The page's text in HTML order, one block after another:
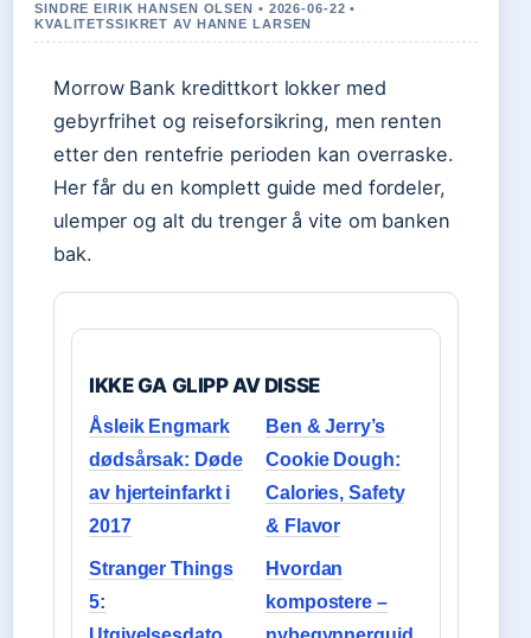
SINDRE EIRIK HANSEN OLSEN • 2026-06-22 •
KVALITETSSIKRET AV HANNE LARSEN
Morrow Bank kredittkort lokker med
gebyrfrihet og reiseforsikring, men renten
etter den rentefrie perioden kan overraske.
Her får du en komplett guide med fordeler,
ulemper og alt du trenger å vite om banken
bak.
IKKE GA GLIPP AV DISSE
Åsleik Engmark
dødsårsak: Døde
av hjerteinfarkt i
2017
Ben & Jerry’s
Cookie Dough:
Calories, Safety
& Flavor
Stranger Things
5:
Hvordan
kompostere –